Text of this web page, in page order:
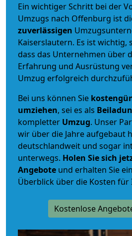
Ein wichtiger Schritt bei der
Umzugs nach Offenburg ist
zuverlässigen
Kaiserslautern. Es ist wichtig,
dass das Unternehmen über
Erfahrung und Ausrüstung
Umzug erfolgreich
Bei uns können Sie
umziehen, sei es als
kompletter Umzug. Unser
wir über die Jahre aufgebaut
deutschlandweit und sogar
unterwegs. Holen Sie sich
Angebote und erhalten Sie
Überblick über die Kosten für
Kostenlose